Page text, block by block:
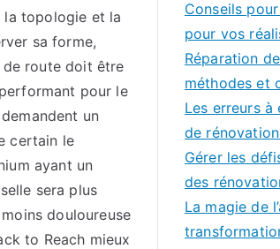
la topologie et la
sa forme,
route doit être
pour le
un
certain le
ayant un
sera plus
douloureuse
to Reach mieux
Conseils
pour vos
Réparation
méthodes et
Les erreurs
de
Gérer les
des
La magie de